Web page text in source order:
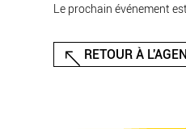
Le prochain événement
RETOUR À